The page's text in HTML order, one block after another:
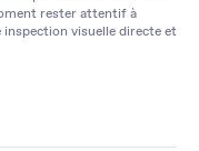
rester attentif à
visuelle directe et